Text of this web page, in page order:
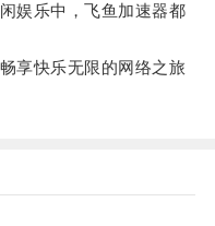
乐中，飞鱼加速器都
快乐无限的网络之旅